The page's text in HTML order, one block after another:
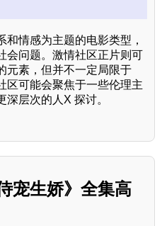
情感为主题的电影类型，
会问题。激情社区正片则可
元素，但并不一定局限于
区可能会聚焦于一些伦理主
层次的人X 探讨。
宠生娇》全集高